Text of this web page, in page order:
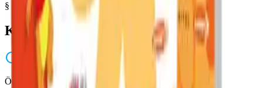
§ Örnek Sayfalar
Kitabı yakından inceleyin
Önizleme hazırlanıyor...